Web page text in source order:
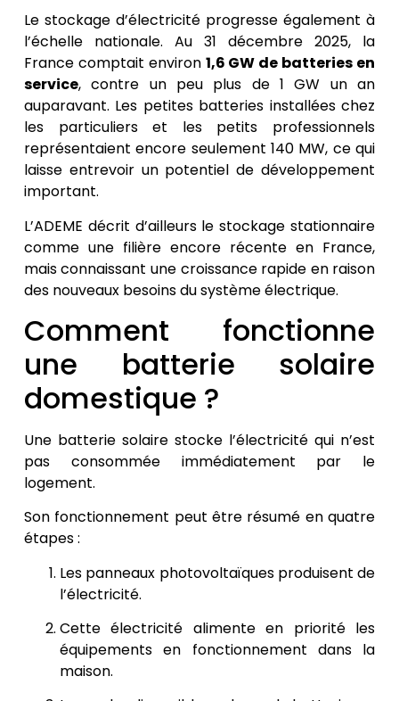
Le stockage d’électricité progresse également à
l’échelle nationale. Au 31 décembre 2025, la
France comptait environ 1,6 GW de batteries en
service, contre un peu plus de 1 GW un an
auparavant. Les petites batteries installées chez
les particuliers et les petits professionnels
représentaient encore seulement 140 MW, ce qui
laisse entrevoir un potentiel de développement
important.
L’ADEME décrit d’ailleurs le stockage stationnaire
comme une filière encore récente en France,
mais connaissant une croissance rapide en raison
des nouveaux besoins du système électrique.
Comment fonctionne
une batterie solaire
domestique ?
Une batterie solaire stocke l’électricité qui n’est
pas consommée immédiatement par le
logement.
Son fonctionnement peut être résumé en quatre
étapes :
Les panneaux photovoltaïques produisent de
l’électricité.
Cette électricité alimente en priorité les
équipements en fonctionnement dans la
maison.